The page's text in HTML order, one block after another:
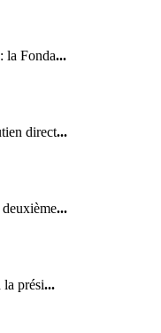
la Fonda...
direct...
...
prési...